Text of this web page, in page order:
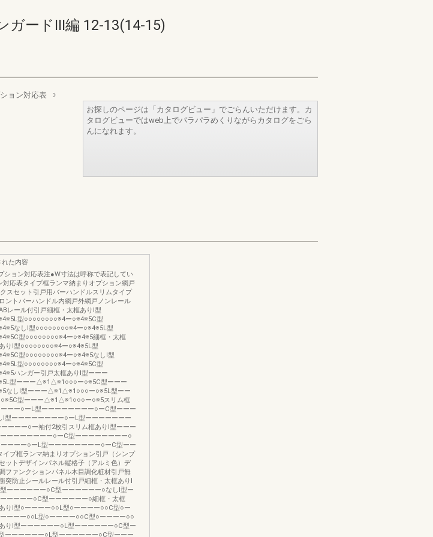
ガードIII編 12-13(14-15)
ョン対応表
お探しのページは「カタログビュー」でごらんいただけます。カ
タログビューではweb上でパラパラめくりながらカタログをごら
んになれます。
れた内容
ション対応表注●W寸法は呼称で表記してい
対応表タイプ框ランマ納まりオプション網戸
スセット引戸用バーハンドルスリムタイプ
ントバーハンドル内網戸外網戸ノンレール
レール付引戸細框・太框ありI型
型○○○○○○○○※4ー○※4※5C型
なしI型○○○○○○○○※4ー○※4※5L型
型○○○○○○○○※4ー○※4※5細框・太框
ありI型○○○○○○○○※4ー○※4※5L型
型○○○○○○○○※4ー○※4※5なしI型
型○○○○○○○○※4ー○※4※5C型
ハンガー引戸太框ありI型ーーー
型ーーー△※1△※1○○○ー○※5C型ーーー
なしI型ーーー△※1△※1○○○ー○※5L型ーー
型ーーー△※1△※1○○○ー○※5スリム框
ーー○ーL型ーーーーーーーー○ーC型ーーー
I型ーーーーーーーー○ーL型ーーーーーーー
ーーー○ー袖付2枚引スリム框ありI型ーーー
ーーーーーーー○ーC型ーーーーーーーー○
ーーー○ーL型ーーーーーーーー○ーC型ーー
イプ框ランマ納まりオプション引戸（シンプ
ットデザインパネル縦格子（アルミ色）デ
ファンクションパネル木目調化粧材引戸無
突防止シールレール付引戸細框・太框ありI
ーーーーーー○C型ーーーーーー○なしI型ー
ーーーー○C型ーーーーーー○細框・太框
ありI型○ーーーー○○L型○ーーーー○○C型○ー
ーーー○○L型○ーーーー○○C型○ーーーー○○
りI型ーーーーーー○L型ーーーーーー○C型ー
ーーーーーー○L型ーーーーーー○C型ーーー